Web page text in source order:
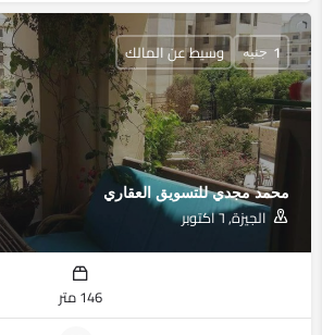
محمد مجدي للتسويق العقاري
الجيزة, ٦ اكتوبر
1 جنيه وسيط عن المالك
146 متر